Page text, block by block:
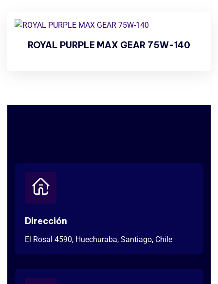
ROYAL PURPLE MAX GEAR 75W-140
Dirección
El Rosal 4590, Huechuraba, Santiago, Chile